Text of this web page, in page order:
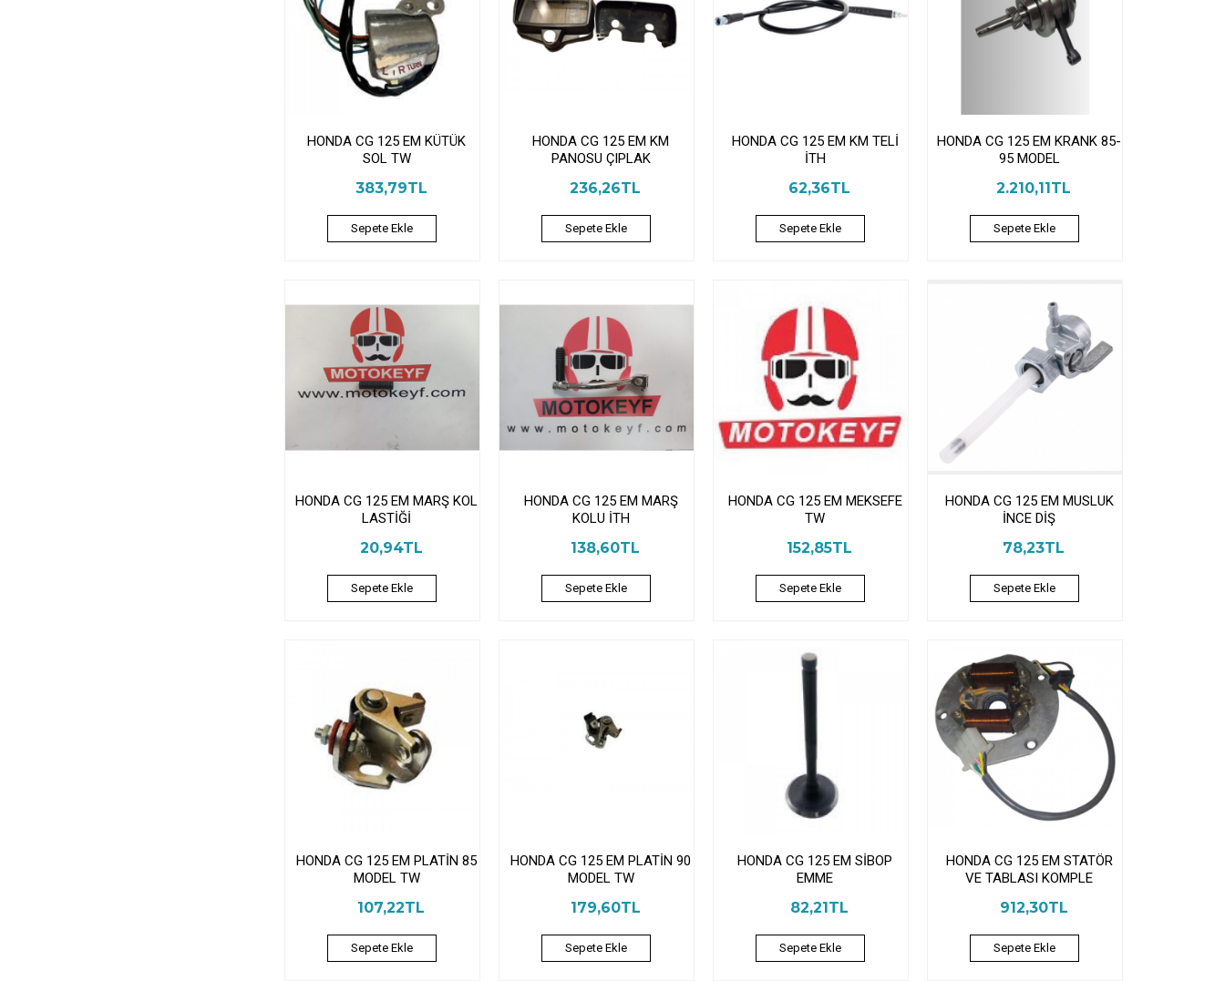
HONDA CG 125 EM KÜTÜK
SOL TW
383,79TL
Sepete Ekle
HONDA CG 125 EM KM
PANOSU ÇIPLAK
236,26TL
Sepete Ekle
HONDA CG 125 EM KM TELİ
İTH
62,36TL
Sepete Ekle
HONDA CG 125 EM KRANK 85-
95 MODEL
2.210,11TL
Sepete Ekle
HONDA CG 125 EM MARŞ KOL
LASTİĞİ
20,94TL
Sepete Ekle
HONDA CG 125 EM MARŞ
KOLU İTH
138,60TL
Sepete Ekle
HONDA CG 125 EM MEKSEFE
TW
152,85TL
Sepete Ekle
HONDA CG 125 EM MUSLUK
İNCE DİŞ
78,23TL
Sepete Ekle
HONDA CG 125 EM PLATİN 85
MODEL TW
107,22TL
Sepete Ekle
HONDA CG 125 EM PLATİN 90
MODEL TW
179,60TL
Sepete Ekle
HONDA CG 125 EM SİBOP
EMME
82,21TL
Sepete Ekle
HONDA CG 125 EM STATÖR
VE TABLASI KOMPLE
912,30TL
Sepete Ekle